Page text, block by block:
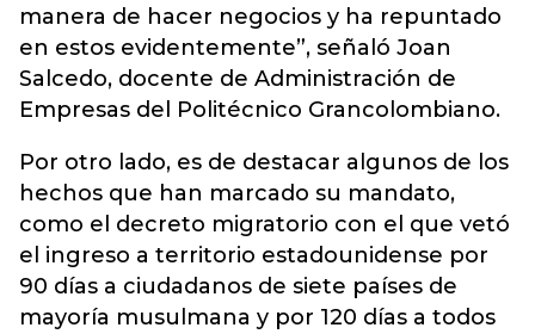
manera de hacer negocios y ha repuntado
en estos evidentemente”, señaló Joan
Salcedo, docente de Administración de
Empresas del Politécnico Grancolombiano.
Por otro lado, es de destacar algunos de los
hechos que han marcado su mandato,
como el decreto migratorio con el que vetó
el ingreso a territorio estadounidense por
90 días a ciudadanos de siete países de
mayoría musulmana y por 120 días a todos